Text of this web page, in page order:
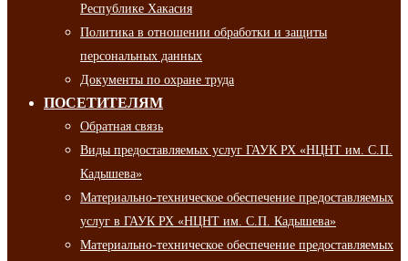
Республике Хакасия
Политика в отношении обработки и защиты
персональных данных
Документы по охране труда
ПОСЕТИТЕЛЯМ
Обратная связь
Виды предоставляемых услуг ГАУК РХ «НЦНТ им. С.П.
Кадышева»
Материально-техническое обеспечение предоставляемых
услуг в ГАУК РХ «НЦНТ им. С.П. Кадышева»
Материально-техническое обеспечение предоставляемых